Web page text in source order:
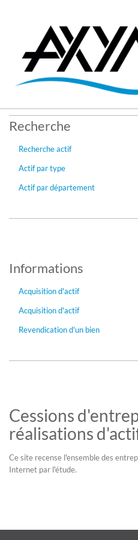
Recherche
Recherche actif
Actif par type
Actif par département
Informations
Acquisition d'actif
Acquisition d'actif
Revendication d'un bien
Cessions
réalisations
Ce site recense l'ensemble des
Internet par l'étude.